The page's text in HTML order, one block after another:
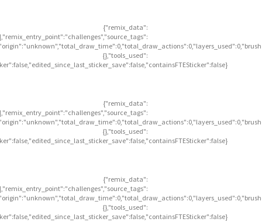
{"remix_data":
{},"tools_used":
{"remix_data":
{},"tools_used":
{"remix_data":
{},"tools_used":